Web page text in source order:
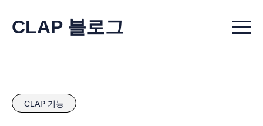
CLAP 블로그 Menu
CLAP 기능